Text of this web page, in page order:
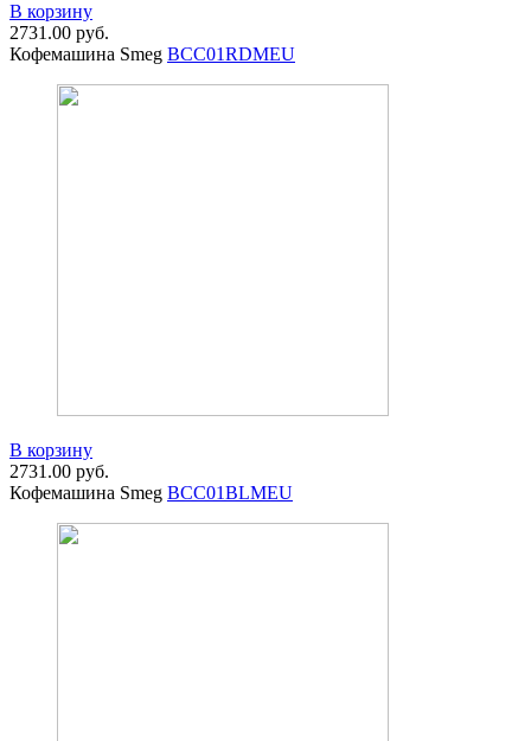
В корзину
2731.00 руб.
Кофемашина Smeg BCC01RDMEU
В корзину
2731.00 руб.
Кофемашина Smeg BCC01BLMEU